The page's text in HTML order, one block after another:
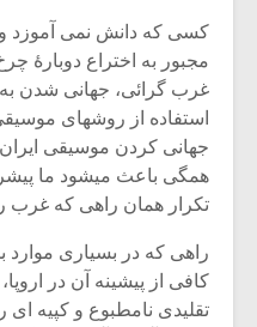
کسی که دانش نمی آموزد و
مجبور به اختراع دوبارۀ
غرب گرائی، جهانی شدن
استفاده از روشهای
جهانی کردن موسیقی
همگی باعث میشود ما
تکرار همان راهی که غرب
راهی که در بسیاری
کافی از پیشینه آن در
تقلیدی نامطبوع و کپیه